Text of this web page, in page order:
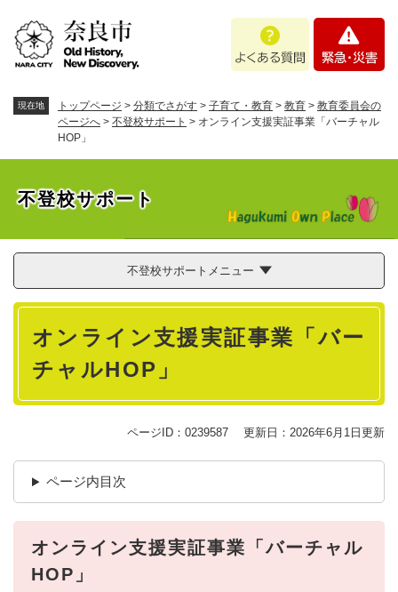
。
あ
問
・
現在地 トップページ > 分類でさがす > 子育て・教育 > 教育 > 教育委員会の
ページへ > 不登校サポート > オンライン支援実証事業「バーチャル
HOP」
不登校サポート
不登校サポートメニュー
本
オンライン支援実証事業「バー
チャルHOP」
ページID：0239587 更新日：2026年6月1日更新
ページ内目次
オンライン支援実証事業「バーチャル
HOP」